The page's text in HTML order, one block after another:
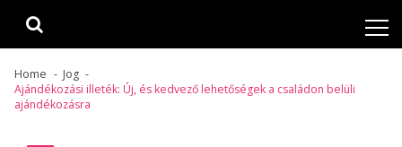
Home
Jog
Ajándékozási illeték: Új, és kedvező lehetőségek a családon belüli
ajándékozásra